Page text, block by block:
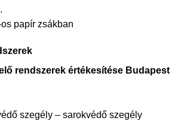
papír zsákban
rendszerek értékesítése Budapest
szegély – sarokvédő szegély